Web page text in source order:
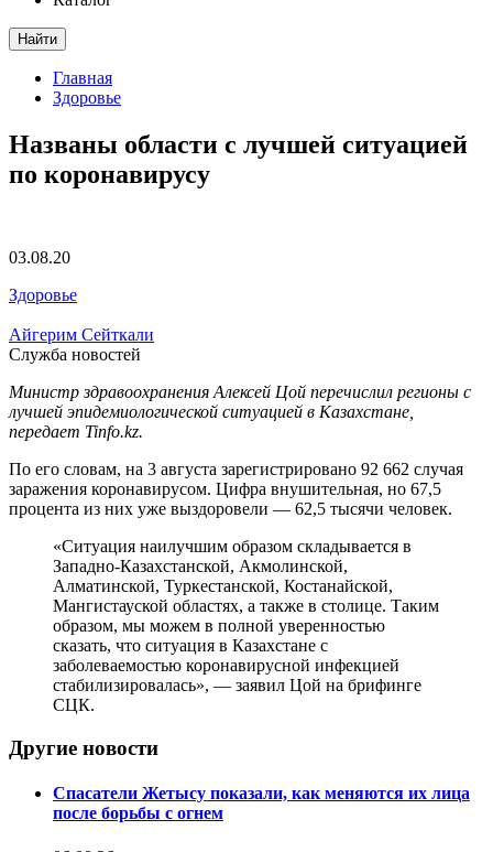
Найти
Главная
Здоровье
Названы области с лучшей ситуацией
по коронавирусу
03.08.20
Здоровье
Айгерим Сейткали
Служба новостей
Министр здравоохранения Алексей Цой перечислил регионы с
лучшей эпидемиологической ситуацией в Казахстане,
передает Tinfo.kz.
По его словам, на 3 августа зарегистрировано 92 662 случая
заражения коронавирусом. Цифра внушительная, но 67,5
процента из них уже выздоровели — 62,5 тысячи человек.
«Ситуация наилучшим образом складывается в
Западно-Казахстанской, Акмолинской,
Алматинской, Туркестанской, Костанайской,
Мангистауской областях, а также в столице. Таким
образом, мы можем в полной уверенностью
сказать, что ситуация в Казахстане с
заболеваемостью коронавирусной инфекцией
стабилизировалась», — заявил Цой на брифинге
СЦК.
Другие новости
Спасатели Жетысу показали, как меняются их лица
после борьбы с огнем